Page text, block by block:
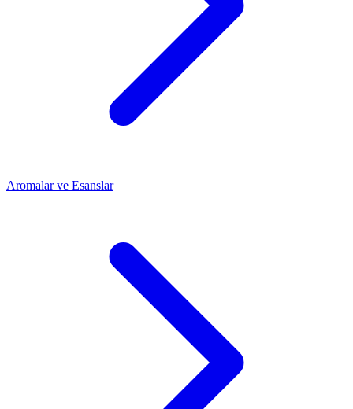
Aromalar ve Esanslar